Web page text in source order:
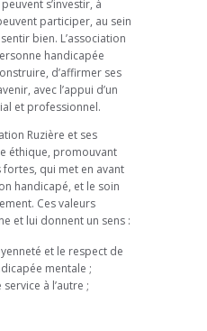
s’investir, à
participer, au sein
bien. L’association
handicapée
d’affirmer ses
avec l’appui d’un
et professionnel.
Ruzière et ses
éthique, promouvant
qui met en avant
handicapé, et le soin
Ces valeurs
et lui donnent un sens :
et le respect de
mentale ;
à l’autre ;